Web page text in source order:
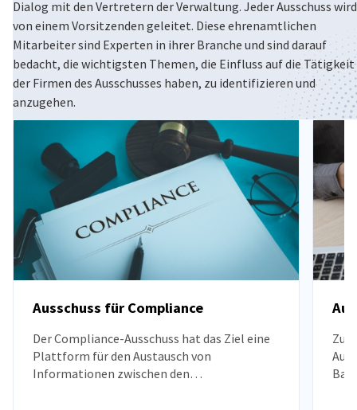
Poland
Dialog mit den Vertretern der Verwaltung. Jeder Ausschuss wird
von einem Vorsitzenden geleitet. Diese ehrenamtlichen
Mitarbeiter sind Experten in ihrer Branche und sind darauf
bedacht, die wichtigsten Themen, die Einfluss auf die Tätigkeit
der Firmen des Ausschusses haben, zu identifizieren und
anzugehen.
Ausschuss für Compliance
Der Compliance-Ausschuss hat das Ziel eine
Plattform für den Austausch von
Informationen zwischen den
Zu